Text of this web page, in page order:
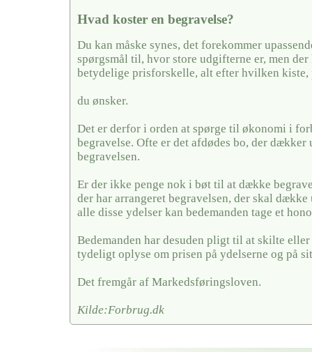
Hvad koster en begravelse?
Du kan måske synes, det forekommer
spørgsmål til, hvor store udgifterne er, men
betydelige prisforskelle, alt efter hvilken kiste,
du ønsker.
Det er derfor i orden at spørge til økonomi i
begravelse. Ofte er det afdødes bo, der
begravelsen.
Er der ikke penge nok i bøt til at dække
der har arrangeret begravelsen, der skal
alle disse ydelser kan bedemanden tage et
Bedemanden har desuden pligt til at skilte eller
tydeligt oplyse om prisen på ydelserne og på
Det fremgår af Markedsføringsloven.
Kilde:Forbrug.dk